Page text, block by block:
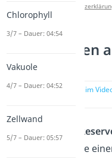
Auswirkungen
Körper
zur Stelle im
dein Körper im Falle
Chlorophyll
3/7 – Dauer: 04:54
Vakuole
4/7 – Dauer: 04:52
Zellwand
5/7 – Dauer: 05:57